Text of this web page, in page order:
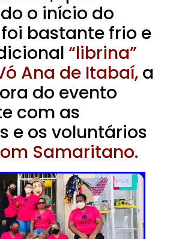
o início do
bastante frio e
“librina”
Ana de Itabaí, a
do evento
com as
e os voluntários
Samaritano.